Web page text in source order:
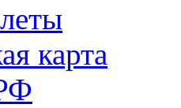
карта